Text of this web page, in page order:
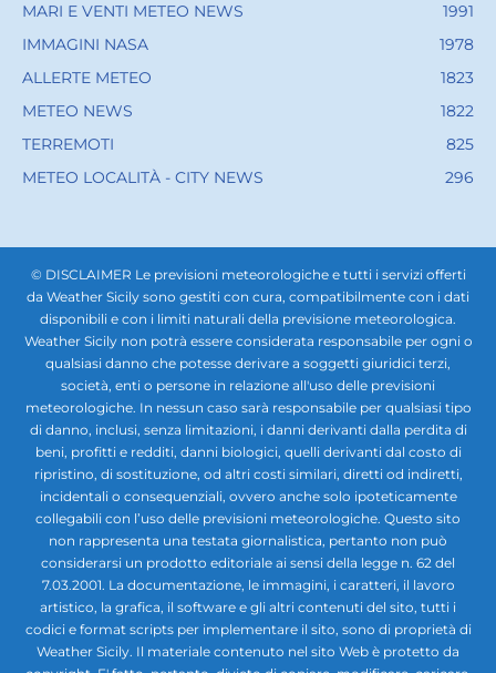
MARI E VENTI METEO NEWS
1991
IMMAGINI NASA
1978
ALLERTE METEO
1823
METEO NEWS
1822
TERREMOTI
825
METEO LOCALITÀ - CITY NEWS
296
© DISCLAIMER Le previsioni meteorologiche e tutti i servizi offerti
da Weather Sicily sono gestiti con cura, compatibilmente con i dati
disponibili e con i limiti naturali della previsione meteorologica.
Weather Sicily non potrà essere considerata responsabile per ogni o
qualsiasi danno che potesse derivare a soggetti giuridici terzi,
società, enti o persone in relazione all'uso delle previsioni
meteorologiche. In nessun caso sarà responsabile per qualsiasi tipo
di danno, inclusi, senza limitazioni, i danni derivanti dalla perdita di
beni, profitti e redditi, danni biologici, quelli derivanti dal costo di
ripristino, di sostituzione, od altri costi similari, diretti od indiretti,
incidentali o consequenziali, ovvero anche solo ipoteticamente
collegabili con l’uso delle previsioni meteorologiche. Questo sito
non rappresenta una testata giornalistica, pertanto non può
considerarsi un prodotto editoriale ai sensi della legge n. 62 del
7.03.2001. La documentazione, le immagini, i caratteri, il lavoro
artistico, la grafica, il software e gli altri contenuti del sito, tutti i
codici e format scripts per implementare il sito, sono di proprietà di
Weather Sicily. Il materiale contenuto nel sito Web è protetto da